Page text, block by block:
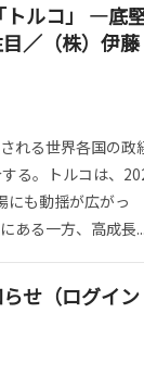
トルコ」 ―底
／（株）伊藤
れる世界各国の政
る。トルコは、
にも動揺が広がっ
ある一方、高成長...
せ（ログイン